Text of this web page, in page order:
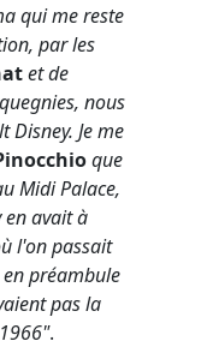
qui me reste
par les
et de
nous
Disney. Je me
que
Midi Palace,
en avait à
l'on passait
préambule
pas la
.